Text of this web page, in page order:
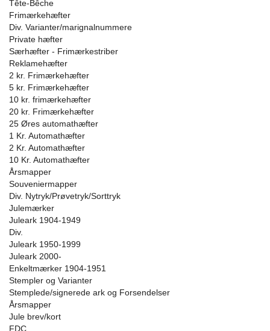
Tête-Bêche
Frimærkehæfter
Div. Varianter/marignalnummere
Private hæfter
Særhæfter - Frimærkestriber
Reklamehæfter
2 kr. Frimærkehæfter
5 kr. Frimærkehæfter
10 kr. frimærkehæfter
20 kr. Frimærkehæfter
25 Øres automathæfter
1 Kr. Automathæfter
2 Kr. Automathæfter
10 Kr. Automathæfter
Årsmapper
Souveniermapper
Div. Nytryk/Prøvetryk/Sorttryk
Julemærker
Juleark 1904-1949
Div.
Juleark 1950-1999
Juleark 2000-
Enkeltmærker 1904-1951
Stempler og Varianter
Stemplede/signerede ark og Forsendelser
Årsmapper
Jule brev/kort
FDC